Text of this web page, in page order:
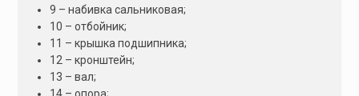
9 – набивка сальниковая;
10 – отбойник;
11 – крышка подшипника;
12 – кронштейн;
13 – вал;
14 – опора;